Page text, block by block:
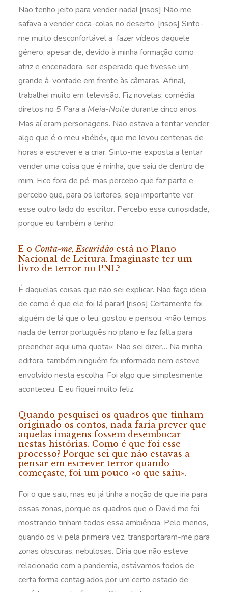
Não tenho jeito para vender nada! [risos] Não me
safava a vender coca-colas no deserto. [risos] Sinto-
me muito desconfortável a fazer vídeos daquele
género, apesar de, devido à minha formação como
atriz e encenadora, ser esperado que tivesse um
grande à-vontade em frente às câmaras. Afinal,
trabalhei muito em televisão. Fiz novelas, comédia,
diretos no 5 Para a Meia-Noite durante cinco anos.
Mas aí eram personagens. Não estava a tentar vender
algo que é o meu «bébé», que me levou centenas de
horas a escrever e a criar. Sinto-me exposta a tentar
vender uma coisa que é minha, que saiu de dentro de
mim. Fico fora de pé, mas percebo que faz parte e
percebo que, para os leitores, seja importante ver
esse outro lado do escritor. Percebo essa curiosidade,
porque eu também a tenho.
E o Conta-me, Escuridão está no Plano
Nacional de Leitura. Imaginaste ter um
livro de terror no PNL?
É daquelas coisas que não sei explicar. Não faço ideia
de como é que ele foi lá parar! [risos] Certamente foi
alguém de lá que o leu, gostou e pensou: «não temos
nada de terror português no plano e faz falta para
preencher aqui uma quota». Não sei dizer… Na minha
editora, também ninguém foi informado nem esteve
envolvido nesta escolha. Foi algo que simplesmente
aconteceu. E eu fiquei muito feliz.
Quando pesquisei os quadros que tinham
originado os contos, nada faria prever que
aquelas imagens fossem desembocar
nestas histórias. Como é que foi esse
processo? Porque sei que não estavas a
pensar em escrever terror quando
começaste, foi um pouco «o que saiu».
Foi o que saiu, mas eu já tinha a noção de que iria para
essas zonas, porque os quadros que o David me foi
mostrando tinham todos essa ambiência. Pelo menos,
quando os vi pela primeira vez, transportaram-me para
zonas obscuras, nebulosas. Diria que não esteve
relacionado com a pandemia, estávamos todos de
certa forma contagiados por um certo estado de